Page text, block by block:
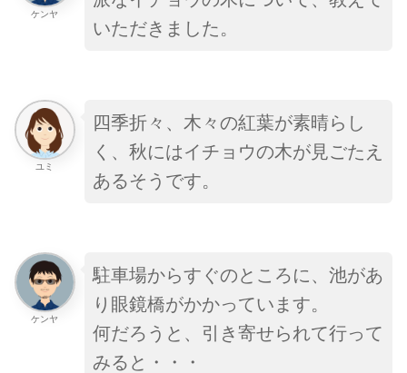
ケンヤ
いただきました。
ユミ
四季折々、木々の紅葉が素晴らし
く、秋にはイチョウの木が見ごたえ
あるそうです。
ケンヤ
駐車場からすぐのところに、池があ
り眼鏡橋がかかっています。
何だろうと、引き寄せられて行って
みると・・・